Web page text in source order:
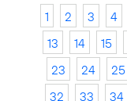
1 2 3 4
13
14 15
23
24 25
32
33 34